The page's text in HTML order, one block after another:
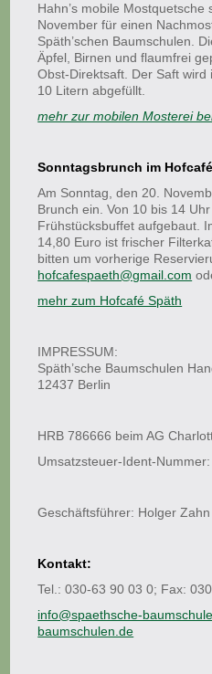
Hahn’s mobile Mostquetsche
November für einen
Späth’schen Baumschulen.
Äpfel, Birnen und flaumfrei
Obst-Direktsaft. Der Saft
10 Litern abgefüllt.
mehr zur mobilen Mosterei
Sonntagsbrunch im Hofcafé
Am Sonntag, den 20.
Brunch ein. Von 10 bis 14
Frühstücksbuffet aufgebaut.
14,80 Euro ist frischer
bitten um vorherige
hofcafespaeth@gmail.com
mehr zum Hofcafé Späth
IMPRESSUM:
Späth’sche Baumschulen
12437 Berlin
HRB 786666 beim AG
Umsatzsteuer-Ident-
Geschäftsführer: Holger Zahn
Kontakt:
Tel.: 030-63 90 03 0; Fax:
info@spaethsche-
baumschulen.de